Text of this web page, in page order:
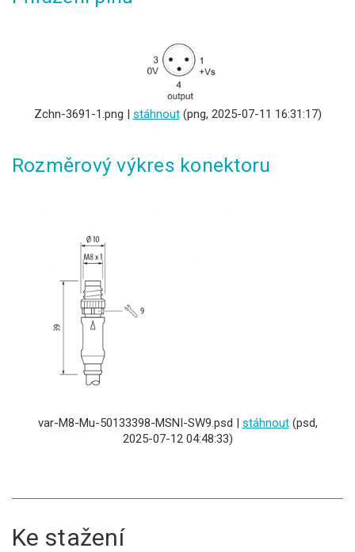
Zchn-3691-1.png | stáhnout(png, 2025-07-11 16:31:17)
Rozměrový výkres konektoru
var-M8-Mu-50133398-MSNI-SW9.psd | stáhnout(psd,
2025-07-12 04:48:33)
Ke stažení